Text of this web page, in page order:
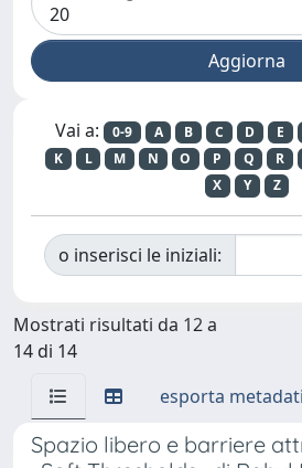
Vai a: 0-9 A B C D E
K
L M N O P Q R
X
Y Z
o inserisci le iniziali:
Mostrati risultati da 12 a
14 di 14
esporta metadati
Spazio libero e barriere